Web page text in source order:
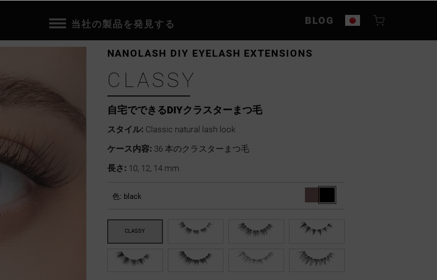
当社の製品を発見する BLOG
自宅でできるDIYクラスターまつ毛
NANOLASH DIY EYELASH EXTENSIONS
CLASSY
スタイル: Classic natural lash look
ケース内容: 36 本のクラスターまつ毛
長さ: 10, 12, 14 mm
色: black